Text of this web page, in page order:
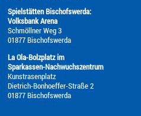
Spielstätten Bischofswerda:
Volksbank Arena
Schmöllner Weg 3
01877 Bischofswerda
La Ola-Bolzplatz im
Sparkassen-Nachwuchszentrum
Kunstrasenplatz
Dietrich-Bonhoeffer-Straße 2
01877 Bischofswerda